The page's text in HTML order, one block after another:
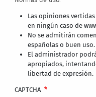
Las opiniones
en ningún caso de
No se admitirán
españolas o buen uso.
El administrador
apropiados,
libertad de expresión.
CAPTCHA